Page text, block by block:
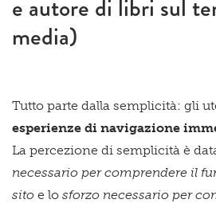
e autore di libri sul
media)
Tutto parte dalla semplicità: gli
esperienze di navigazione
La percezione di semplicità è
necessario per comprendere il
sito e lo sforzo necessario per